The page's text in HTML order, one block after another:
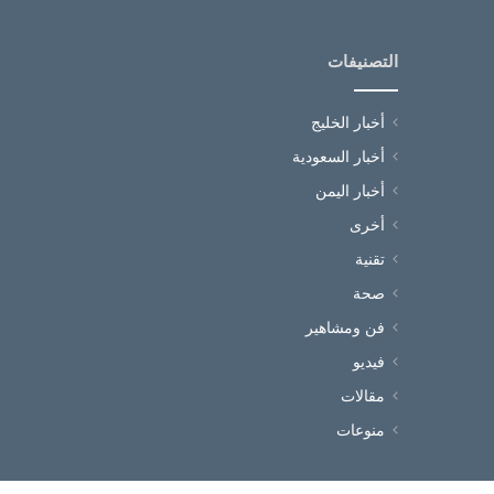
التصنيفات
أخبار الخليج
أخبار السعودية
أخبار اليمن
أخرى
تقنية
صحة
فن ومشاهير
فيديو
مقالات
منوعات